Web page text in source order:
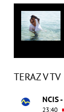
TERAZ V TV
23:40